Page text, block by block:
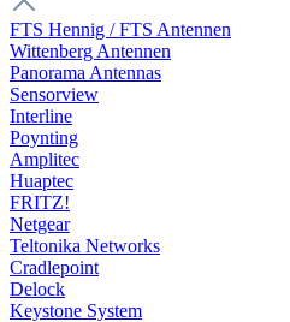
FTS Hennig / FTS Antennen
Wittenberg Antennen
Panorama Antennas
Sensorview
Interline
Poynting
Amplitec
Huaptec
FRITZ!
Netgear
Teltonika Networks
Cradlepoint
Delock
Keystone System